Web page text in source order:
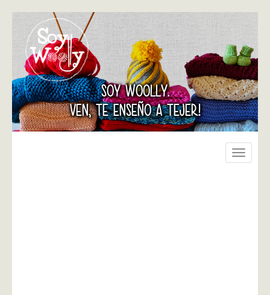
SOY WOOLLY.
VEN, TE ENSEÑO A TEJER!
Toggle